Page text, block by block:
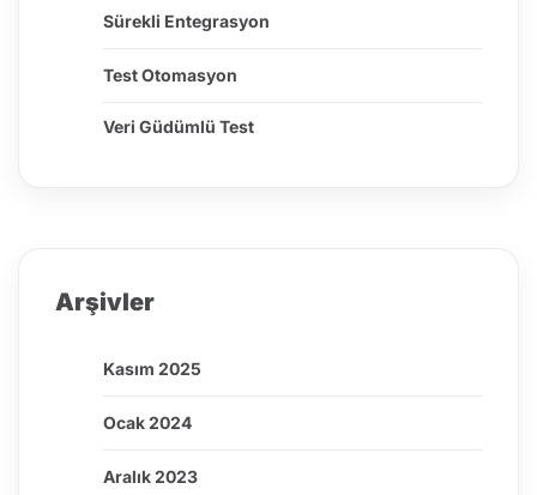
Sürekli Entegrasyon
Test Otomasyon
Veri Güdümlü Test
Arşivler
Kasım 2025
Ocak 2024
Aralık 2023